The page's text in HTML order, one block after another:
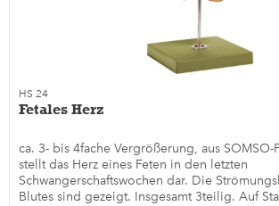
HS 24
Fetales Herz
ca. 3- bis 4fache Vergrößerung, aus SOMSO-
stellt das Herz eines Feten in den letzten
Schwangerschaftswochen dar. Die
Blutes sind gezeigt. Insgesamt 3teilig. Auf